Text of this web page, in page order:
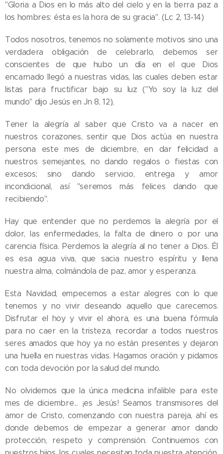
"Gloria a Dios en lo más alto del cielo y en la tierra paz a
los hombres: ésta es la hora de su gracia". (Lc 2, 13-14)
Todos nosotros, tenemos no solamente motivos sino una
verdadera obligación de celebrarlo, debemos ser
conscientes de que hubo un día en el que Dios
encarnado llegó a nuestras vidas, las cuales deben estar
listas para fructificar bajo su luz ("Yo soy la luz del
mundo" dijo Jesús en Jn 8, 12),
Tener la alegría al saber que Cristo va a nacer en
nuestros corazones, sentir que Dios actúa en nuestra
persona este mes de diciembre, en dar felicidad a
nuestros semejantes, no dando regalos o fiestas con
excesos; sino dando servicio, entrega y amor
incondicional, así "seremos más felices dando que
recibiendo".
Hay que entender que no perdemos la alegría por el
dolor, las enfermedades, la falta de dinero o por una
carencia física. Perdemos la alegría al no tener a Dios. Él
es esa agua viva, que sacia nuestro espíritu y llena
nuestra alma, colmándola de paz, amor y esperanza.
Esta Navidad, empecemos a estar alegres con lo que
tenemos y no vivir deseando aquello que carecemos.
Disfrutar el hoy y vivir el ahora, es una buena fórmula
para no caer en la tristeza, recordar a todos nuestros
seres amados que hoy ya no están presentes y dejaron
una huella en nuestras vidas. Hagamos oración y pidamos
con toda devoción por la salud del mundo.
No olvidemos que la única medicina infalible para este
mes de diciembre... ¡es Jesús! Seamos transmisores del
amor de Cristo, comenzando con nuestra pareja, ahí es
donde debemos de empezar a generar amor dando
protección, respeto y comprensión. Continuemos con